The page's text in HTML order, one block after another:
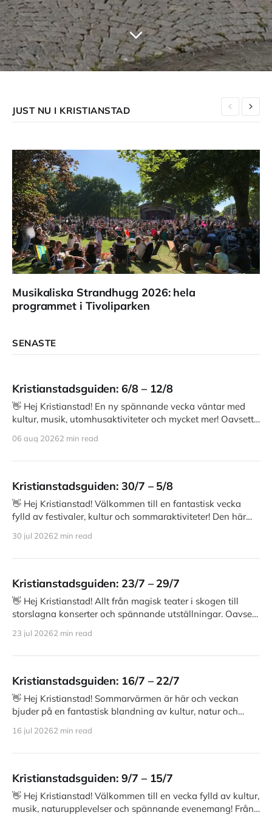
JUST NU I KRISTIANSTAD
Musikaliska Strandhugg 2026: hela
programmet i Tivoliparken
SENASTE
Kristianstadsguiden: 6/8 – 12/8
👋 Hej Kristianstad! En ny spännande vecka väntar med
kultur, musik, utomhusaktiviteter och mycket mer! Oavsett
06 aug 20262 min read
Kristianstadsguiden: 30/7 – 5/8
👋 Hej Kristianstad! Välkommen till en fantastisk vecka
fylld av festivaler, kultur och sommaraktiviteter! Den här
30 jul 20262 min read
Kristianstadsguiden: 23/7 – 29/7
👋 Hej Kristianstad! Allt från magisk teater i skogen till
storslagna konserter och spännande utställningar. Oavsett
23 jul 20262 min read
Kristianstadsguiden: 16/7 – 22/7
👋 Hej Kristianstad! Sommarvärmen är här och veckan
bjuder på en fantastisk blandning av kultur, natur och
16 jul 20262 min read
Kristianstadsguiden: 9/7 – 15/7
👋 Hej Kristianstad! Välkommen till en vecka fylld av kultur,
musik, naturupplevelser och spännande evenemang! Från